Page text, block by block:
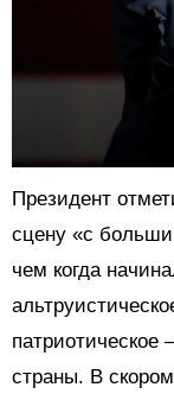
Президент
сцену «с
чем когда
патриотическое
страны. В